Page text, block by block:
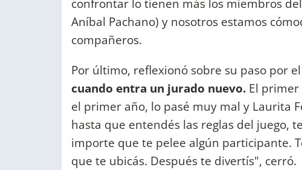
confrontar lo tienen más los miembros
Aníbal Pachano) y nosotros estamos
compañeros.
Por último, reflexionó sobre su paso por
cuando entra un jurado nuevo. El primer
el primer año, lo pasé muy mal y Laurita
hasta que entendés las reglas del juego,
importe que te pelee algún participante.
que te ubicás. Después te divertís", cerró.